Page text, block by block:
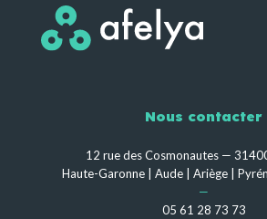
Nous contacter
12 rue des Cosmonautes —
Haute-Garonne | Aude | Ariège |
—
05 61 28 73 73